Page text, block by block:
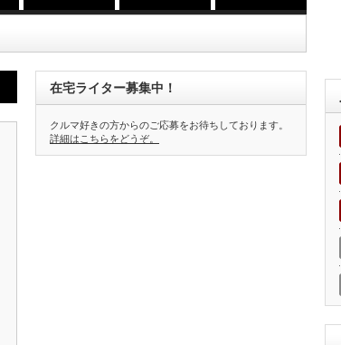
在宅ライター募集中！
クルマ好きの方からのご応募をお待ちしております。
詳細はこちらをどうぞ。